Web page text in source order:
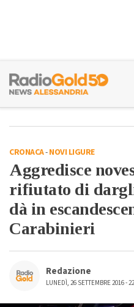
CRONACA-NOVI LIGURE
Aggredisce
rifiutato di dargli
dà in
Carabinieri
Redazione
LUNEDÌ, 26 SETTEMBRE 2016 -